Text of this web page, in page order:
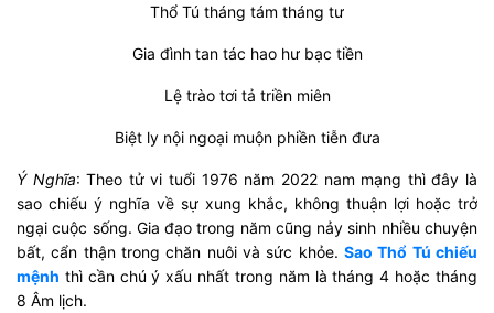
Thổ Tú tháng tám tháng tư
Gia đình tan tác hao hư bạc tiền
Lệ trào tơi tả triền miên
Biệt ly nội ngoại muộn phiền tiễn đưa
Ý Nghĩa: Theo tử vi tuổi 1976 năm 2022 nam mạng thì đây là
sao chiếu ý nghĩa về sự xung khắc, không thuận lợi hoặc trở
ngại cuộc sống. Gia đạo trong năm cũng nảy sinh nhiều chuyện
bất, cẩn thận trong chăn nuôi và sức khỏe. Sao Thổ Tú chiếu
mệnh thì cần chú ý xấu nhất trong năm là tháng 4 hoặc tháng
8 Âm lịch.